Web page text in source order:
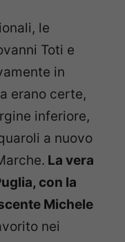
le
Toti e
in
erano certe,
inferiore,
a nuovo
La vera
con la
Michele
nei